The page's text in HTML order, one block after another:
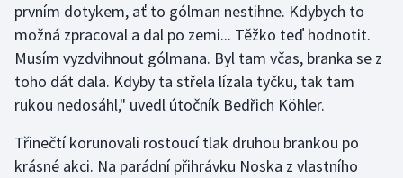
Stolní tenis
Triatlon
Veslování
Vodní slalom
prvním dotykem, ať to gólman nestihne. Kdybych to
možná zpracoval a dal po zemi... Těžko teď hodnotit.
Musím vyzdvihnout gólmana. Byl tam včas, branka se z
toho dát dala. Kdyby ta střela lízala tyčku, tak tam
rukou nedosáhl," uvedl útočník Bedřich Köhler.
Třinečtí korunovali rostoucí tlak druhou brankou po
krásné akci. Na parádní přihrávku Noska z vlastního